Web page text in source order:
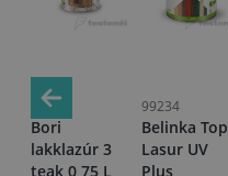
28312
Bori
lakklazúr 3
teak 0,75 L
99234
Belinka Top
Lasur UV
Plus